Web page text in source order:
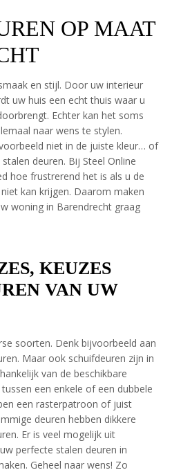
OP MAAT
en stijl. Door uw interieur
uw huis een echt thuis waar u
Echter kan het soms
naar wens te stylen.
niet in de juiste kleur… of
deuren. Bij Steel Online
hoe frustrerend het is als u de
kan krijgen. Daarom maken
woning in Barendrecht graag
KEUZES
VAN UW
soorten. Denk bijvoorbeeld aan
Maar ook schuifdeuren zijn in
van de beschikbare
een enkele of een dubbele
een rasterpatroon of juist
deuren hebben dikkere
Er is veel mogelijk uit
perfecte stalen deuren in
Geheel naar wens! Zo